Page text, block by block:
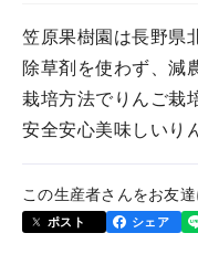
笠原果樹園は長野県
除草剤を使わず、減
栽培方法でりんご栽
安全安心美味しいり
この生産者さんをお友
ポスト シェア